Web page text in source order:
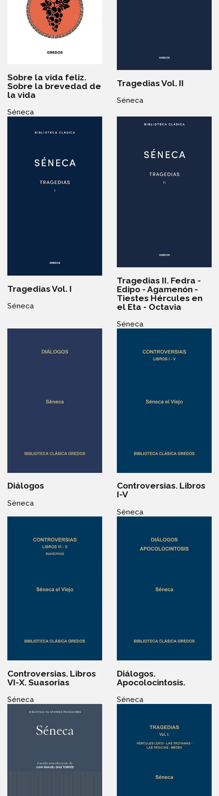
Sobre la vida feliz.
Sobre la brevedad de
la vida
Séneca
Tragedias Vol. II
Séneca
Tragedias Vol. I
Séneca
Tragedias II. Fedra -
Edipo - Agamenón -
Tiestes Hércules en
el Eta - Octavia
Séneca
Diálogos
Séneca
Controversias. Libros
I-V
Séneca
Controversias. Libros
VI-X. Suasorias
Séneca
Diálogos.
Apocolocintosis.
Séneca